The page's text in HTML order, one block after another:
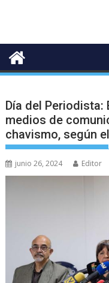
Día del Periodista:
medios de
chavismo, según
junio 26, 2024 Editor